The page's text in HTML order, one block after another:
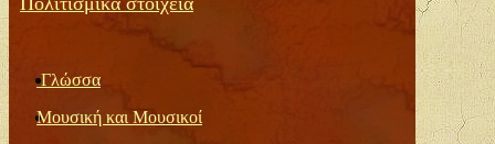
Γλώσσα
Μουσική και Μουσικοί